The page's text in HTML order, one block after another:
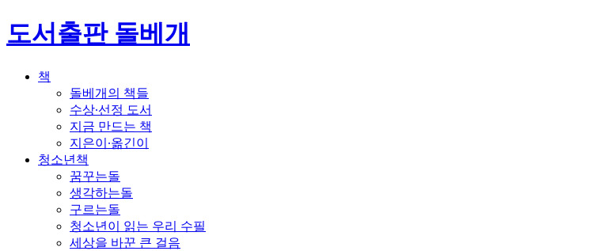
도서출판 돌베개
책
돌베개의 책들
수상∙선정 도서
지금 만드는 책
지은이∙옮긴이
청소년책
꿈꾸는돌
생각하는돌
구르는돌
청소년이 읽는 우리 수필
세상을 바꾼 큰 걸음